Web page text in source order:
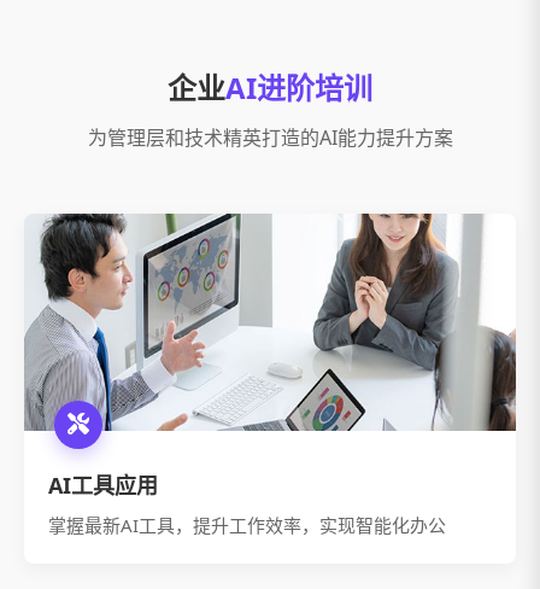
企业AI进阶培训
为管理层和技术精英打造的AI能力提升方案
AI工具应用
掌握最新AI工具，提升工作效率，实现智能化办公